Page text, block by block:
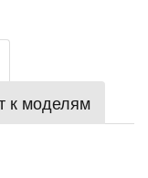
к моделям